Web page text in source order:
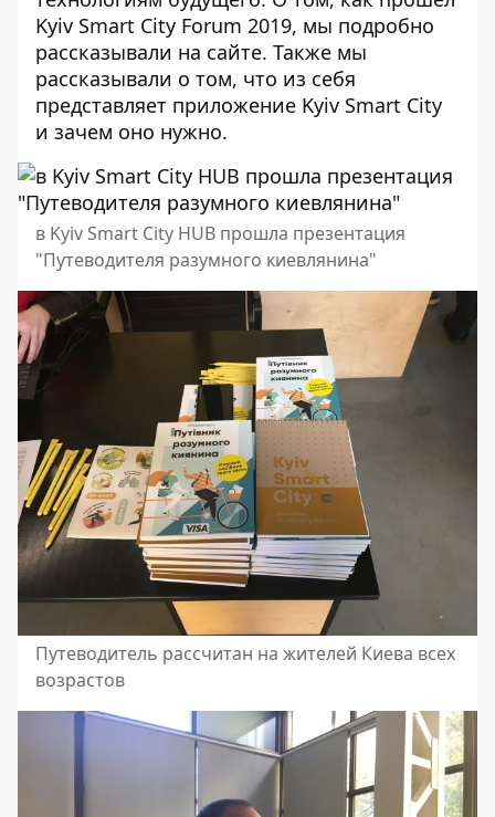
Kyiv Smart City Forum 2019, мы подробно
рассказывали на сайте. Также мы
рассказывали о том, что из себя
представляет приложение Kyiv Smart City
и зачем оно нужно.
в Kyiv Smart City HUB прошла презентация
"Путеводителя разумного киевлянина"
Путеводитель рассчитан на жителей Киева всех
возрастов